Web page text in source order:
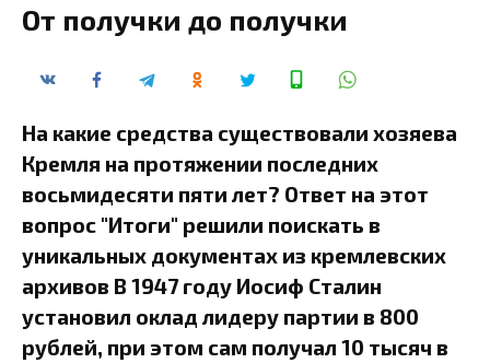
От получки до получки
На какие средства существовали хозяева
Кремля на протяжении последних
восьмидесяти пяти лет? Ответ на этот
вопрос "Итоги" решили поискать в
уникальных документах из кремлевских
архивов В 1947 году Иосиф Сталин
установил оклад лидеру партии в 800
рублей, при этом сам получал 10 тысяч в